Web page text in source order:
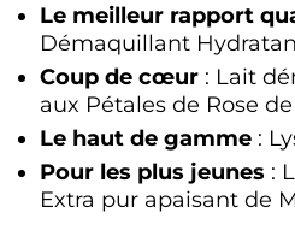
Le meilleur rapport
Démaquillant
Coup de cœur : Lait
aux Pétales de Rose
Le haut de gamme :
Pour les plus jeunes :
Extra pur apaisant de